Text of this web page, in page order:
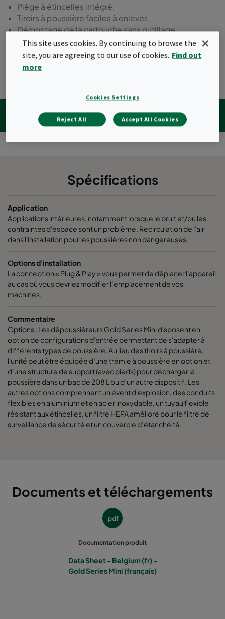
Piège à étincelles intégré.
Tiroirs à poussière faciles à enlever.
Démontage de la cartouche sans outillage.
Filtre de contrôle de sécurité intégré.
Demander un devis
Articles en relation
Spécifications
Application
Applications intérieures, notamment lorsque le bruit et/ou les
contraintes d'espace sont un problème. Recirculation de l'air
dans l'installation pour les poussières non dangereuses.
Options d'installation
La conception « Plug & Play » vous permet de déplacer l'appareil
au cas où vous devriez modifier l’emplacement de vos
machines.
Commentaire
Options : Les dépoussiéreurs Gold Series Mini disposent en
option de configurations d'entrée permettant de s'adapter à
différents types de poussière. Au lieu des tiroirs à poussière,
l'unité peut être équipée d’une trémie à poussière en option et
d’une structure de support (avec pieds) pour décharger la
poussière dans un bac de 208 L ou d’un autre dispositif. Les
autres options comprennent un évent d'explosion, des conduits
flexibles en aluminium et en acier inoxydable, un tuyau flexible
résistant aux étincelles, un filtre HEPA amélioré pour le filtre de
surveillance de sécurité et un couvercle d’étanchéité.
Documents et téléchargements
pdf
Documentation produit
Data Sheet - Belgium (fr) -
Gold Series Mini (français)
This site uses cookies. By continuing to browse the
site, you are agreeing to our use of cookies. Find out
more
Cookies Settings
Reject All Accept All Cookies